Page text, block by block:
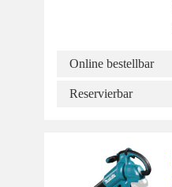
Online bestellbar
Reservierbar